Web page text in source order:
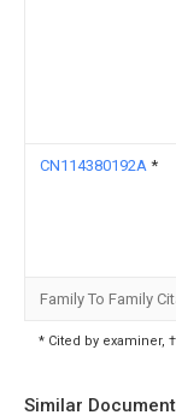
CN114380192A *
Family To Family
* Cited by examiner,
Similar